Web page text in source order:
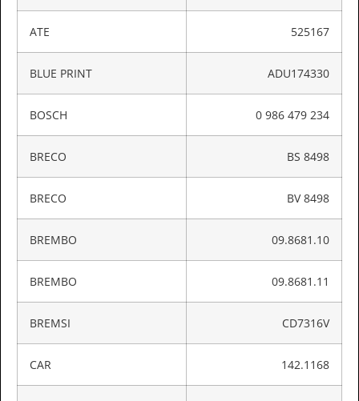
ATE 525167
BLUE PRINT ADU174330
BOSCH 0 986 479 234
BRECO BS 8498
BRECO BV 8498
BREMBO 09.8681.10
BREMBO 09.8681.11
BREMSI CD7316V
CAR 142.1168